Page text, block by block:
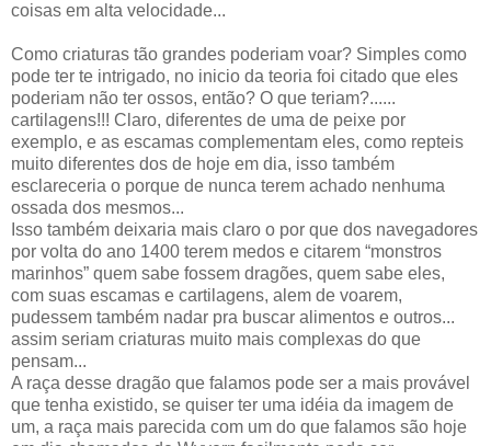
coisas em alta velocidade...
Como criaturas tão grandes poderiam voar? Simples como
pode ter te intrigado, no inicio da teoria foi citado que eles
poderiam não ter ossos, então? O que teriam?......
cartilagens!!! Claro, diferentes de uma de peixe por
exemplo, e as escamas complementam eles, como repteis
muito diferentes dos de hoje em dia, isso também
esclareceria o porque de nunca terem achado nenhuma
ossada dos mesmos...
Isso também deixaria mais claro o por que dos navegadores
por volta do ano 1400 terem medos e citarem “monstros
marinhos” quem sabe fossem dragões, quem sabe eles,
com suas escamas e cartilagens, alem de voarem,
pudessem também nadar pra buscar alimentos e outros...
assim seriam criaturas muito mais complexas do que
pensam...
A raça desse dragão que falamos pode ser a mais provável
que tenha existido, se quiser ter uma idéia da imagem de
um, a raça mais parecida com um do que falamos são hoje